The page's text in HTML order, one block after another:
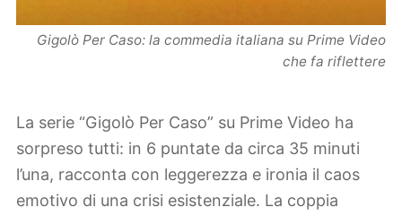
Gigolò Per Caso: la commedia italiana su Prime Video
che fa riflettere
La serie “Gigolò Per Caso” su Prime Video ha
sorpreso tutti: in 6 puntate da circa 35 minuti
l’una, racconta con leggerezza e ironia il caos
emotivo di una crisi esistenziale. La coppia